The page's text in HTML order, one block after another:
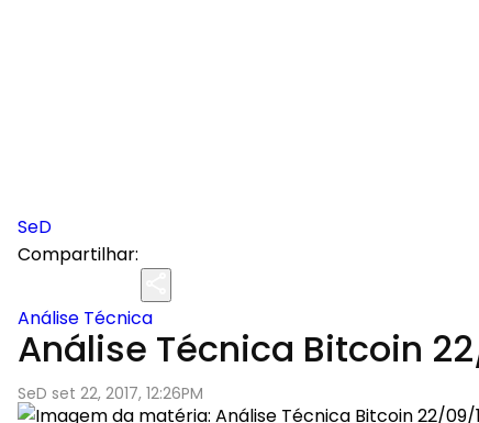
SeD
Compartilhar:
Análise Técnica
Análise Técnica Bitcoin
SeD set 22, 2017, 12:26PM